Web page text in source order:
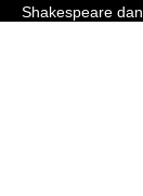
Shakespeare